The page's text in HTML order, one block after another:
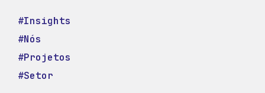
#Insights
#Nós
#Projetos
#Setor